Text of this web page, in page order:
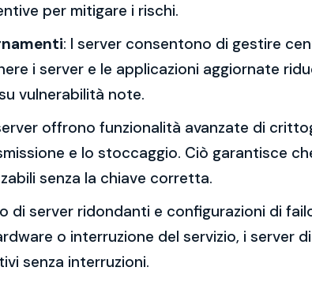
per mitigare i rischi.
: I server consentono di gestire
i server e le applicazioni aggiornate
vulnerabilità note.
offrono funzionalità avanzate di
e lo stoccaggio. Ciò garantisce
senza la chiave corretta.
di server ridondanti e configurazioni di
o interruzione del servizio, i server
senza interruzioni.